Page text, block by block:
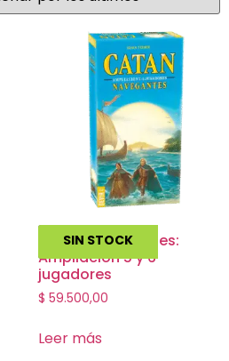
SIN STOCK
Catan Navegantes:
Ampliacion 5 y 6
jugadores
$ 59.500,00
Leer más